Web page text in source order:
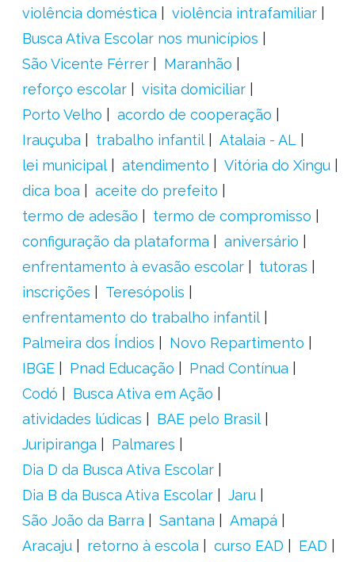
violência doméstica
violência intrafamiliar
Busca Ativa Escolar nos municípios
São Vicente Férrer
Maranhão
reforço escolar
visita domiciliar
Porto Velho
acordo de cooperação
Irauçuba
trabalho infantil
Atalaia - AL
lei municipal
atendimento
Vitória do Xingu
dica boa
aceite do prefeito
termo de adesão
termo de compromisso
configuração da plataforma
aniversário
enfrentamento à evasão escolar
tutoras
inscrições
Teresópolis
enfrentamento do trabalho infantil
Palmeira dos Índios
Novo Repartimento
IBGE
Pnad Educação
Pnad Contínua
Codó
Busca Ativa em Ação
atividades lúdicas
BAE pelo Brasil
Juripiranga
Palmares
Dia D da Busca Ativa Escolar
Dia B da Busca Ativa Escolar
Jaru
São João da Barra
Santana
Amapá
Aracaju
retorno à escola curso EAD
EAD